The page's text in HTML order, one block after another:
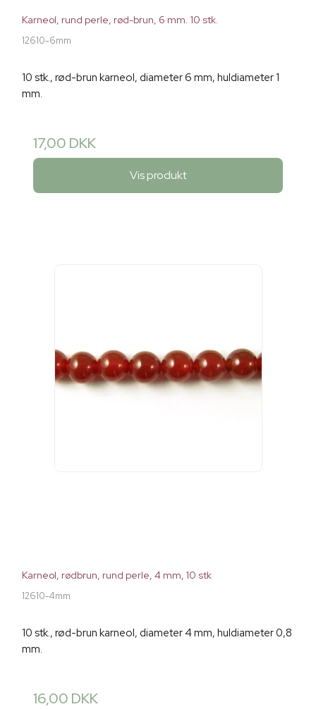
Karneol, rund perle, rød-brun, 6 mm. 10 stk.
12610-6mm
10 stk., rød-brun karneol, diameter 6 mm, huldiameter 1
mm.
17,00 DKK
Vis produkt
Karneol, rødbrun, rund perle, 4 mm, 10 stk
12610-4mm
10 stk., rød-brun karneol, diameter 4 mm, huldiameter 0,8
mm.
16,00 DKK